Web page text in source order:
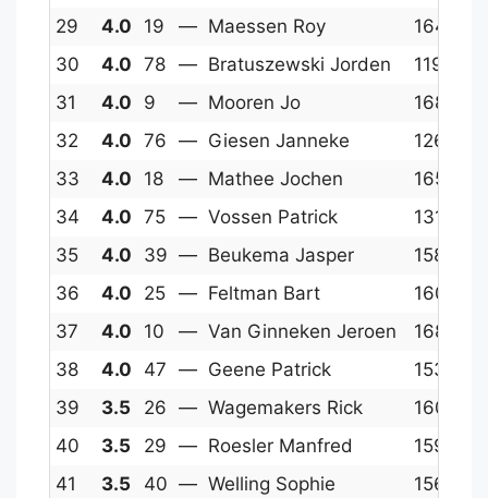
29
4.0 19 — Maessen Roy 1648
30
4.0 78 — Bratuszewski Jorden 1198
31
4.0 9 — Mooren Jo 1685
32
4.0 76 — Giesen Janneke 1268
33
4.0 18 — Mathee Jochen 1650
34
4.0 75 — Vossen Patrick 1310
35
4.0 39 — Beukema Jasper 1580
36
4.0 25 — Feltman Bart 1607
37
4.0 10 — Van Ginneken Jeroen 1682
38
4.0 47 — Geene Patrick 1531
39
3.5 26 — Wagemakers Rick 1606
40
3.5 29 — Roesler Manfred 1599
41
3.5 40 — Welling Sophie 1567